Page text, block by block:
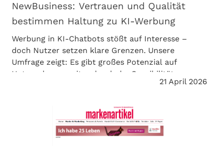
NewBusiness: Vertrauen und Qualität
bestimmen Haltung zu KI-Werbung
Werbung in KI-Chatbots stößt auf Interesse –
doch Nutzer setzen klare Grenzen. Unsere
Umfrage zeigt: Es gibt großes Potenzial auf
Unternehmensseite, aber hohe Sensibilität.
Entscheidend ist die richtige Umsetzung.21 April 2026